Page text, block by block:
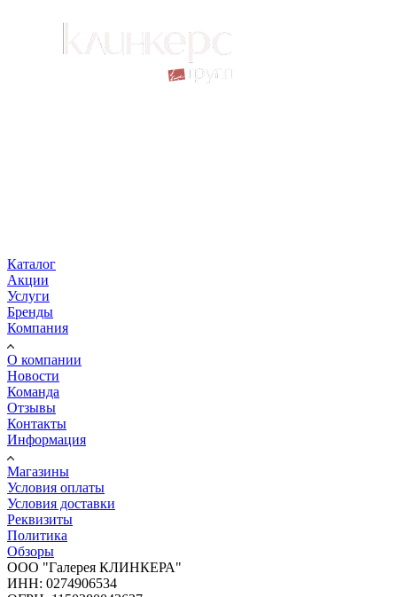
Каталог
Акции
Услуги
Бренды
Компания
О компании
Новости
Команда
Отзывы
Контакты
Информация
Магазины
Условия оплаты
Условия доставки
Реквизиты
Политика
Обзоры
ООО "Галерея КЛИНКЕРА"
ИНН: 0274906534